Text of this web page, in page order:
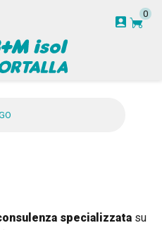
account_box garden_cart0
specializzata su